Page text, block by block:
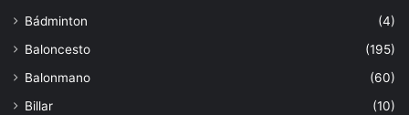
Bádminton
(4)
Baloncesto
(195)
Balonmano
(60)
Billar
(10)